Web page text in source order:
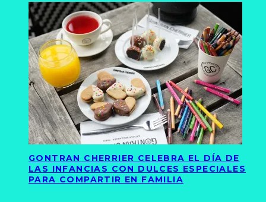
GONTRAN CHERRIER CELEBRA EL DÍA DE
LAS INFANCIAS CON DULCES ESPECIALES
PARA COMPARTIR EN FAMILIA